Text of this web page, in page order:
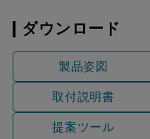
SBK
ダウンロード
製品姿図
取付説明書
提案ツール